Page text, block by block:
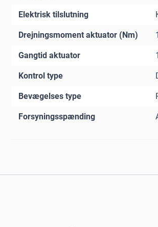
Elektrisk tilslutning
Drejningsmoment aktuator (Nm)
Gangtid aktuator
Kontrol type
Bevægelses type
Forsyningsspænding